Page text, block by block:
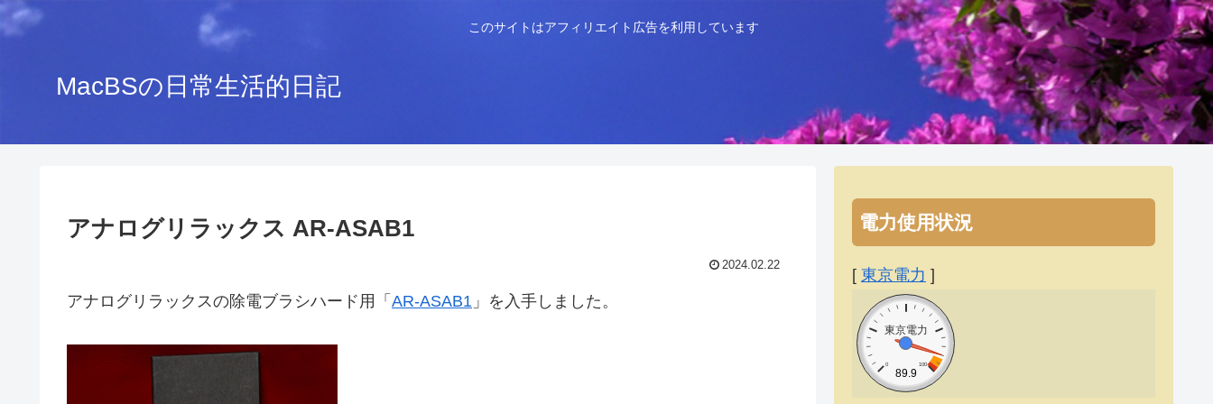
このサイトはアフィリエイト広告を利用しています
MacBSの日常生活的日記
アナログリラックス AR-ASAB1
2024.02.22
アナログリラックスの除電ブラシハード用「 AR-ASAB1 」を入手しました。
電力使用状況
[ 東京電力 ]
東京電力
0 100
89.9